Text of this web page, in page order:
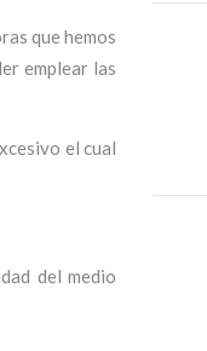
que hemos
emplear las
el cual
del medio